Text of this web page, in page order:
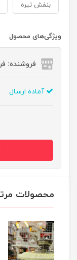
بنفش تیره
ویژگی‌های محصول
فروشنده:
آماده ارسال
محصولات